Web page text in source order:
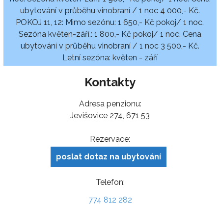
ubytování v průběhu vinobraní / 1 noc 4 000,- Kč.
POKOJ 11, 12: Mimo sezónu: 1 650,- Kč pokoj/ 1 noc.
Sezóna květen-září.: 1 800,- Kč pokoj/ 1 noc. Cena
ubytování v průběhu vinobraní / 1 noc 3 500,- Kč.
Letní sezóna: květen - září
Kontakty
Adresa penzionu:
Jevišovice 274, 671 53
Rezervace:
poslat dotaz na ubytování
Telefon:
774 812 282